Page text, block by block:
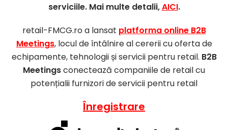
serviciile. Mai multe detalii,AICI.
retail-FMCG.ro a lansat platforma online B2B
Meetings, locul de întâlnire al cererii cu oferta de
echipamente, tehnologii și servicii pentru retail. B2B
Meetingsconectează companiile de retail cu
potențialii furnizori de servicii pentru retail
Înregistrare